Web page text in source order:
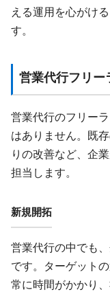
える運用を心がけ
す。
営業代行フリー
営業代行のフリー
はありません。既
りの改善など、企
担当します。
新規開拓
営業代行の中でも
です。ターゲット
常に時間がかかり